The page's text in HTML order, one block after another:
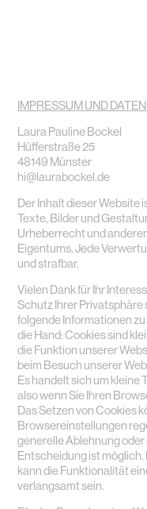
IMPRESSUMUND
Laura Pauline Bockel
Hüfferstraße 25
48149 Münster
hi@laurabockel.de
Der Inhalt dieser
Texte, Bilder und
Urheberrecht und
Eigentums. Jede
und strafbar.
Vielen Dank für Ihr
Schutz Ihrer Privatsphäre
folgende Informationen
die Hand: Cookies sind
die Funktion unserer
beim Besuch unserer
Es handelt sich um kleine
also wenn Sie Ihren
Das Setzen von Cookies
Browsereinstellungen
generelle Ablehnung
Entscheidung ist
kann die Funktionalität
verlangsamt sein.